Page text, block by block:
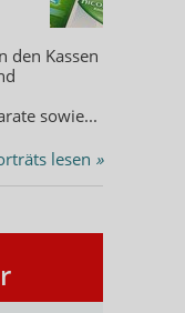
den Kassen
sowie...
lesen »